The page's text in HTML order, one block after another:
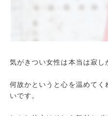
気がきつい女性は本当は寂し
何故かというと心を温めてく
いです。